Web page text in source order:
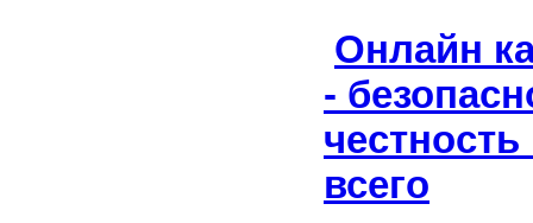
Онлайн
-
всего